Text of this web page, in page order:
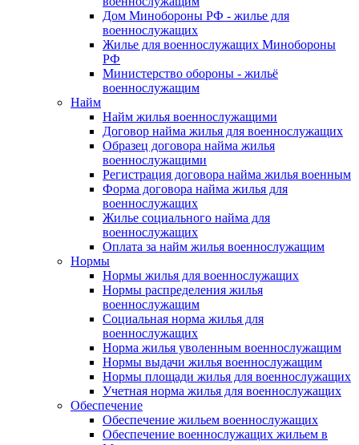
Дом Минобороны РФ - жилье для
военнослужащих
Жилье для военнослужащих Минобороны
РФ
Министерство обороны - жильё
военнослужащим
Найм
Найм жилья военнослужащими
Договор найма жилья для военнослужащих
Образец договора найма жилья
военнослужащими
Регистрация договора найма жилья военным
Форма договора найма жилья для
военнослужащих
Жилье социального найма для
военнослужащих
Оплата за найм жилья военнослужащим
Нормы
Нормы жилья для военнослужащих
Нормы распределения жилья
военнослужащим
Социальная норма жилья для
военнослужащих
Норма жилья уволенным военнослужащим
Нормы выдачи жилья военнослужащим
Нормы площади жилья для военнослужащих
Учетная норма жилья для военнослужащих
Обеспечение
Обеспечение жильем военнослужащих
Обеспечение военнослужащих жильем в